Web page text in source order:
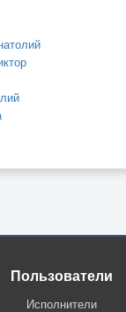
Пользователи
Исполнители